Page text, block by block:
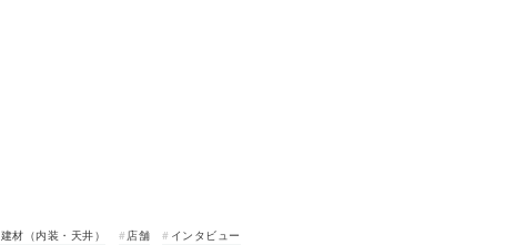
建材（内装・天井） 店舗
インタビュー